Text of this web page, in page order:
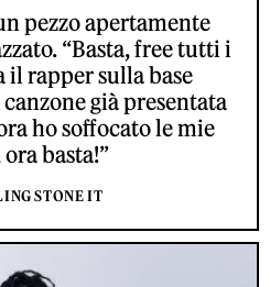
pezzo apertamente
“Basta, free tutti i
il rapper sulla base
già presentata
ho soffocato le mie
basta!”
STONE IT